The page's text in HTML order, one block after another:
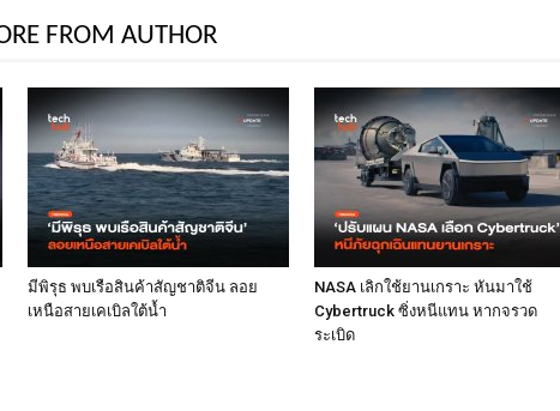
FROM AUTHOR
มีพิรุธ พบเรือสินค้าสัญชาติจีน ลอย
เหนือสายเคเบิลใต้น้ำ
NASA เลิกใช้ยานเกราะ หันมาใช้
Cybertruck ซิ่งหนีแทน หากจรวด
ระเบิด